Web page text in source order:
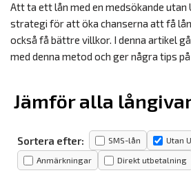
Att ta ett lån med en medsökande utan
strategi för att öka chanserna att få
också få bättre villkor. I denna artikel
med denna metod och ger några tips
Jämför alla
Sortera efter: SMS-lån Utan
Anmärkningar Direkt utbetalning